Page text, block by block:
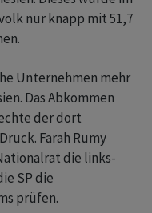
nur knapp mit 51,7
Unternehmen mehr
Das Abkommen
der dort
Farah Rumy
die links-
SP die
prüfen.